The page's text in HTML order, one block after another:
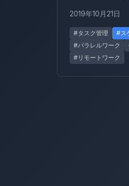
ション・メール
業漏れを防ぎ
まとめました。
2019年10月21日
#タスク管理
#ス
#パラレルワーク
#リモートワーク